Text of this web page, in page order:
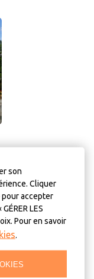
son
Cliquer
pour accepter
LES
Pour en savoir
.
à la date et à
en fonction de l'âge
les langues
Français.